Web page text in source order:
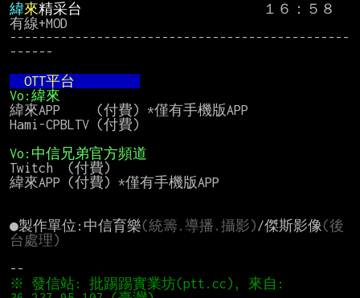
緯來精采台
          　　　　　　 　１６：５８
有線+MOD
-----------------------------------------------
------
OTT平台
Vo:緯來
緯來APP     (付費) *僅有手機版APP
Hami-CPBLTV (付費)
Vo:中信兄弟官方頻道
Twitch  (付費)
緯來APP (付費) *僅有手機版APP
●製作單位:中信育樂(統籌.導播.攝影) /傑斯影像(後
台處理)
※ 發信站: 批踢踢實業坊(ptt.cc), 來自: